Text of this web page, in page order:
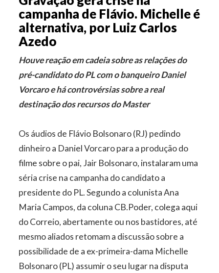
campanha de Flávio. Michelle é
alternativa, por Luiz Carlos
Azedo
Houve reação em cadeia sobre as relações do
pré-candidato do PL com o banqueiro Daniel
Vorcaro e há controvérsias sobre a real
destinação dos recursos do Master
Os áudios de Flávio Bolsonaro (RJ) pedindo
dinheiro a Daniel Vorcaro para a produção do
filme sobre o pai, Jair Bolsonaro, instalaram uma
séria crise na campanha do candidato a
presidente do PL. Segundo a colunista Ana
Maria Campos, da coluna CB.Poder, colega aqui
do Correio, abertamente ou nos bastidores, até
mesmo aliados retomam a discussão sobre a
possibilidade de a ex-primeira-dama Michelle
Bolsonaro (PL) assumir o seu lugar na disputa